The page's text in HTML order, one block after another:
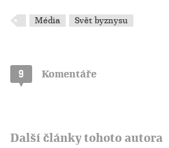
Média Svět byznysu
9 Komentáře
Další články tohoto autora